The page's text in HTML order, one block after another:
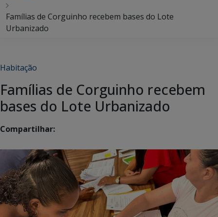
Famílias de Corguinho recebem bases do Lote
Urbanizado
Habitação
Famílias de Corguinho recebem
bases do Lote Urbanizado
Compartilhar: